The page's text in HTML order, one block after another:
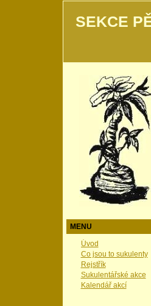
SEKCE
MENU
Úvod
Co jsou to sukulenty
Rejstřík
Sukulentářské akce
Kalendář akcí